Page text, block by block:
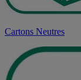
Cartons Neutres